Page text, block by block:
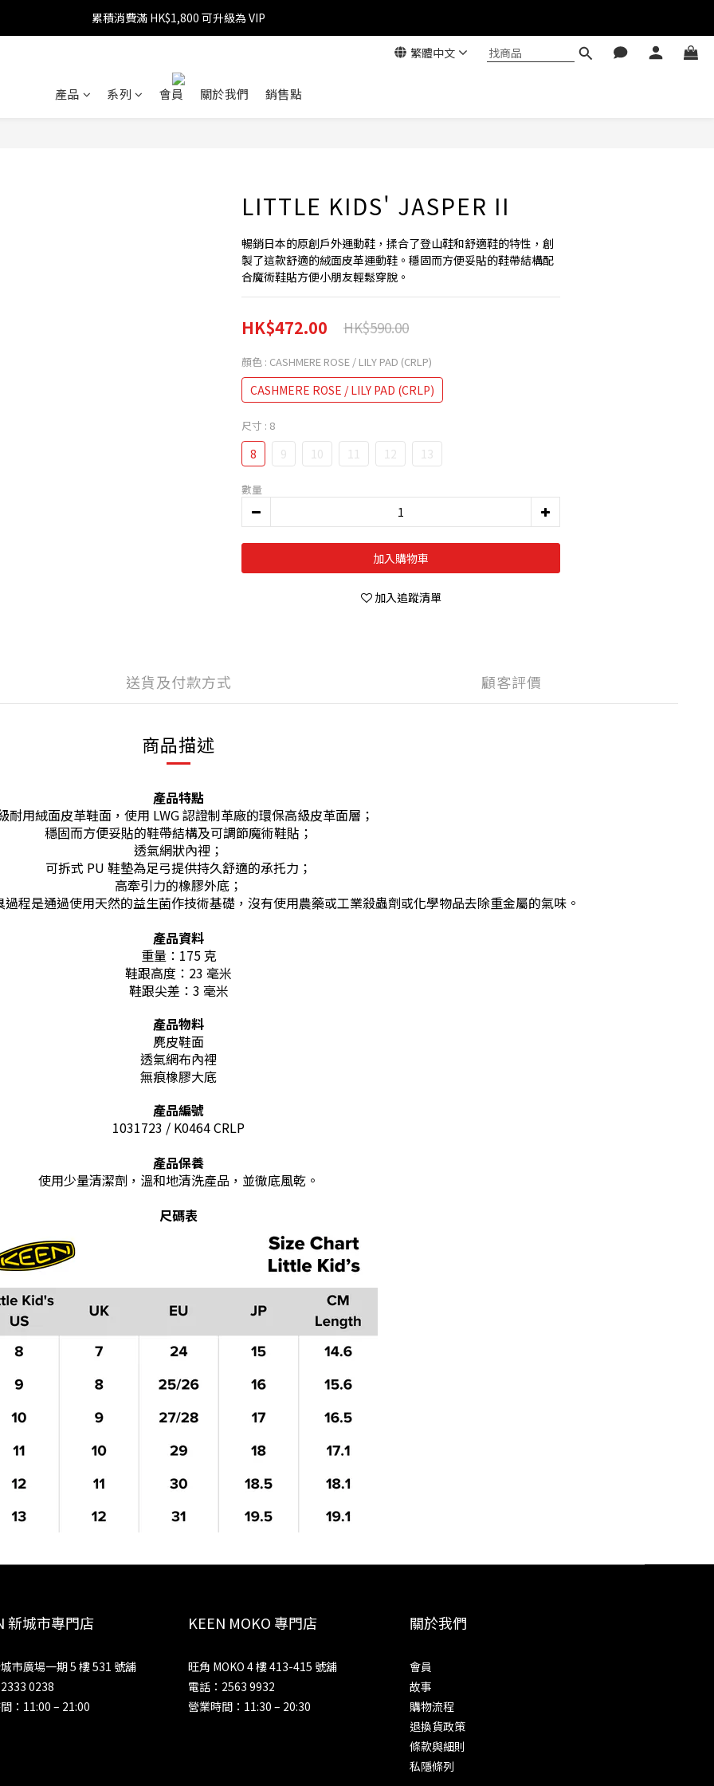
消費滿 HK$599 免運費
累積消費滿 HK$1,800 可升級為 VIP
消費滿 HK$599 免運費
繁體中文
產品 系列 會員 關於我們 銷售點
LITTLE KIDS' JASPER II
暢銷日本的原創戶外運動鞋，揉合了登山鞋和舒適鞋的特性，創
製了這款舒適的絨面皮革運動鞋。穩固而方便妥貼的鞋帶結構配
合魔術鞋貼方便小朋友輕鬆穿脫。
HK$472.00 HK$590.00
顏色 : CASHMERE ROSE / LILY PAD (CRLP)
CASHMERE ROSE / LILY PAD (CRLP)
尺寸 : 8
8 9 10 11 12 13
數量
加入購物車
加入追蹤清單
送貨及付款方式 顧客評價
商品描述
產品特點
耐用絨面皮革鞋面，使用 LWG 認證制革廠的環保高級皮革面層；
穩固而方便妥貼的鞋帶結構及可調節魔術鞋貼；
透氣網狀內裡 ；
可拆式 PU 鞋墊為足弓提供持久舒適的承托力；
高牽引力的橡膠外底；
程是通過使用天然的益生菌作技術基礎，沒有使用農藥或工業殺蟲劑或化學物品去除重金屬的氣味。
產品資料
重量：175 克
鞋跟高度：23 毫米
鞋跟尖差：3 毫米
產品物料
麂皮鞋面
透氣網布內裡
無痕橡膠大底
產品編號
1031723 / K0464 CRLP
產品保養
使用少量清潔劑，溫和地清洗產品，並徹底風乾。
尺碼表
新城市專門店
市廣場一期 5 樓 531 號舖
0238
：11:00 – 21:00
KEEN MOKO 專門店
旺角 MOKO 4 樓 413-415 號舖
電話：2563 9932
營業時間：11:30 – 20:30
關於我們
會員
故事
購物流程
退換貨政策
條款與細則
私隱條列